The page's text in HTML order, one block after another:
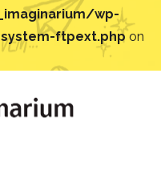
wp-
ftpext.php on